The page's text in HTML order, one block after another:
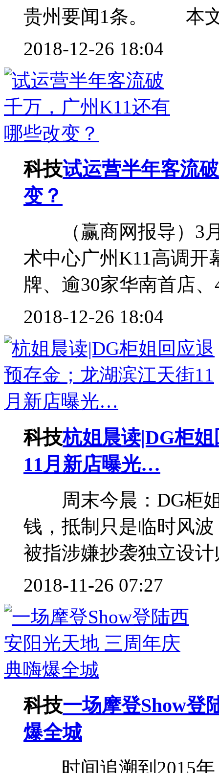
贵州要闻1条。 本
2018-12-26 18:04
科技试运营半年客流
变？
（赢商网报导）3月
术中心广州K11高调开
牌、逾30家华南首店、
2018-12-26 18:04
科技杭姐晨读|DG柜
11月新店曝光…
周末今晨：DG柜姐
钱，抵制只是临时风
被指涉嫌抄袭独立设
2018-11-26 07:27
科技一场摩登Show登
爆全城
时间追溯到2015年